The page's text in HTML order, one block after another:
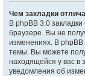
Чем закладки
В phpBB 3.0
браузере. Вы не
изменениях. В
темы. Вы можете
находящейся у вас в
уведомления об